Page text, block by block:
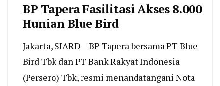
BP Tapera Fasilitasi Akses 8.000
Hunian Blue Bird
Jakarta, SIARD – BP Tapera bersama PT Blue
Bird Tbk dan PT Bank Rakyat Indonesia
(Persero) Tbk, resmi menandatangani Nota